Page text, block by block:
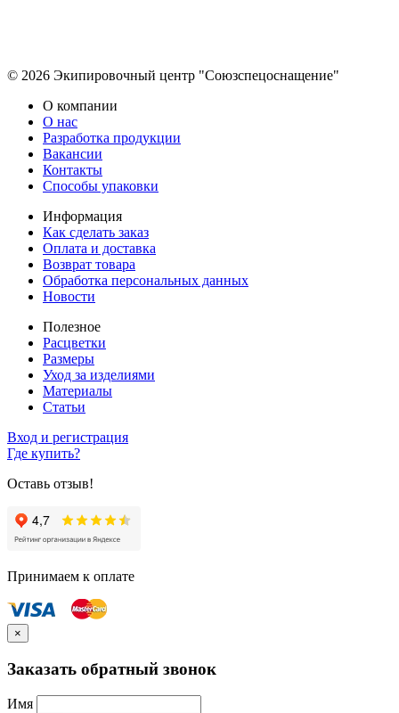
© 2026 Экипировочный центр "Союзспецоснащение"
О компании
О нас
Разработка продукции
Вакансии
Контакты
Способы упаковки
Информация
Как сделать заказ
Оплата и доставка
Возврат товара
Обработка персональных данных
Новости
Полезное
Расцветки
Размеры
Уход за изделиями
Материалы
Статьи
Вход и регистрация
Где купить?
Оставь отзыв!
Принимаем к оплате
×
Заказать обратный звонок
Имя